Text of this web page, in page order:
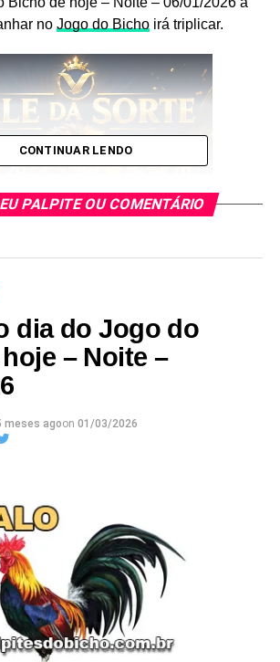
no Jogo do Bichoirá triplicar.
os melhores que encontrará no
de anotar.
CONTINUAR LENDO
PALPITE OU COMENTÁRIO
dia do Jogo do
– Noite –
meses agoon 01/03/2026